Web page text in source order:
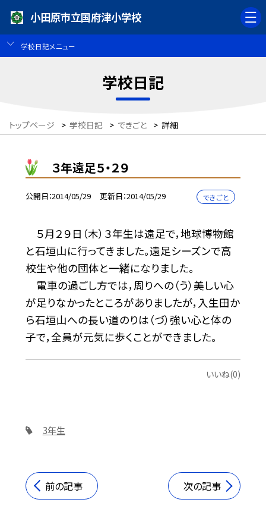
小田原市立国府津小学校
学校日記メニュー
学校日記
トップページ > 学校日記 > できごと > 詳細
３年遠足５・２９
公開日 2014/05/29 更新日 2014/05/29 できごと
５月２９日（木）３年生は遠足で，地球博物館
と石垣山に行ってきました。遠足シーズンで高
校生や他の団体と一緒になりました。
電車の過ごし方では，周りへの（う）美しい心
が足りなかったところがありましたが，入生田か
ら石垣山への長い道のりは（づ）強い心と体の
子で，全員が元気に歩くことができました。
いいね(0)
3年生
前の記事 次の記事